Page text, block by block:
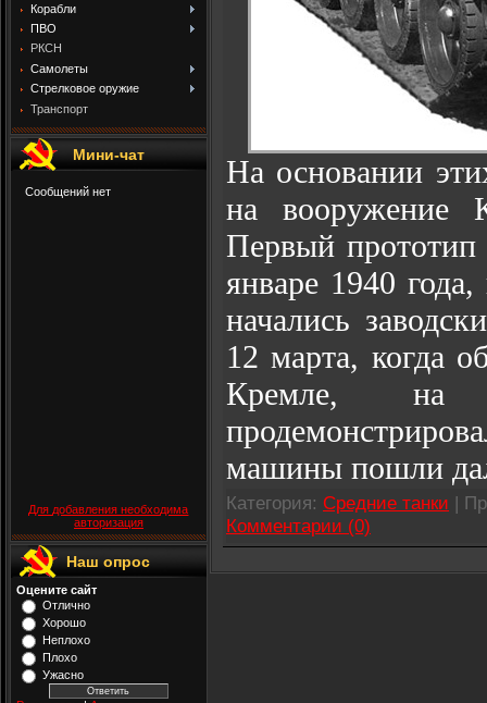
Корабли
ПВО
РКСН
Самолеты
Стрелковое оружие
Транспорт
Мини-чат
Для добавления необходима
авторизация
Наш опрос
Оцените сайт
Отлично
Хорошо
Неплохо
Плохо
Ужасно
На основании
на вооружение
Первый
январе 1940
начались
12 марта, когда
Кремле, на
машины пошли
Категория: Средние танки |
Комментарии (0)